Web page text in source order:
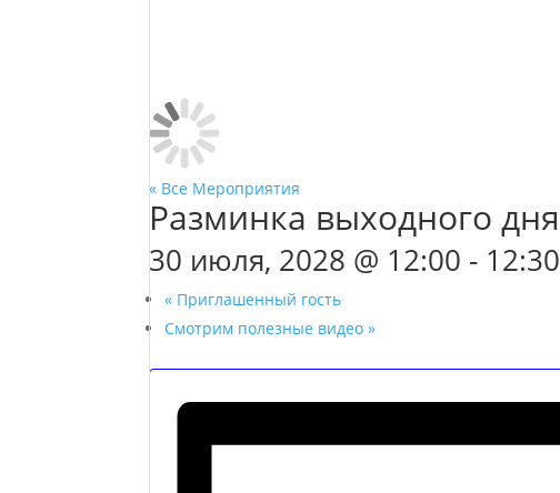
« Все Мероприятия
Разминка выходного дня
30 июля, 2028 @ 12:00 - 12:30
« Приглашенный гость
Смотрим полезные видео»